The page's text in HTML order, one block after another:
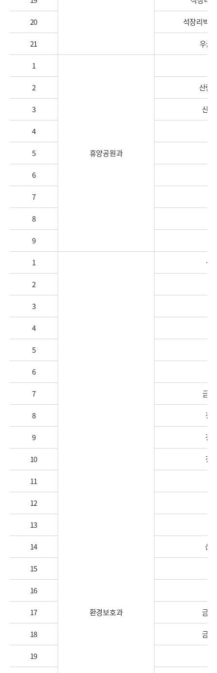
20 석장리박
21 우금
1
휴양공원과
2 산림
3 산
4
5
6
7
8
9
1
환경보호과
신
2
3
4
5
6
7 금
8 정
9 정
10 정
11
12
13
14 산
15
16
17 금
18 금
19